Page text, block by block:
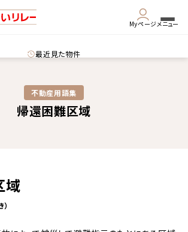
Myページメニュー
最近見た物件
不動産用語集​
帰還困難区域
域